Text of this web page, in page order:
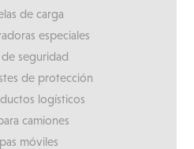
de carga
especiales
de seguridad
de protección
logísticos
camiones
móviles